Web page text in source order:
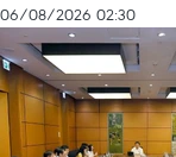
06/08/2026 02:30